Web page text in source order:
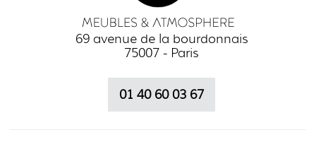
69 avenue de la bourdonnais
75007 - Paris
01 40 60 03 67